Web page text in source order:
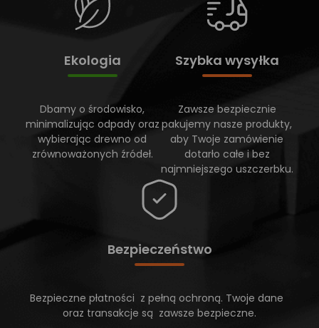
Ekologia
Dbamy o środowisko,
minimalizując odpady oraz
wybierając drewno od
zrównoważonych źródeł.
Szybka wysyłka
Zawsze bezpiecznie
pakujemy nasze produkty,
aby Twoje zamówienie
dotarło całe i bez
najmniejszego uszczerbku.
Bezpieczeństwo
Bezpieczne płatności z pełną ochroną. Twoje dane
oraz transakcje są zawsze bezpieczne.